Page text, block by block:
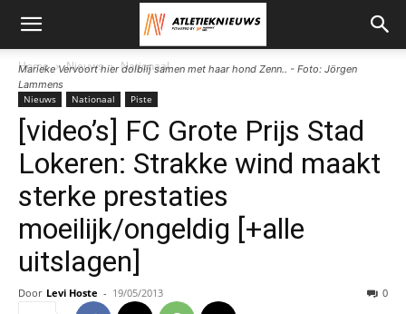
Home Nieuws Nationaal
Marieke Vervoort hier dolblij samen met haar hond Zenn.. - Foto: Jörgen
Lammens
Nieuws
Nationaal Piste
[video’s] FC Grote Prijs Stad
Lokeren: Strakke wind maakt
sterke prestaties
moeilijk/ongeldig [+alle
uitslagen]
Door Levi Hoste - 19/05/2013 0